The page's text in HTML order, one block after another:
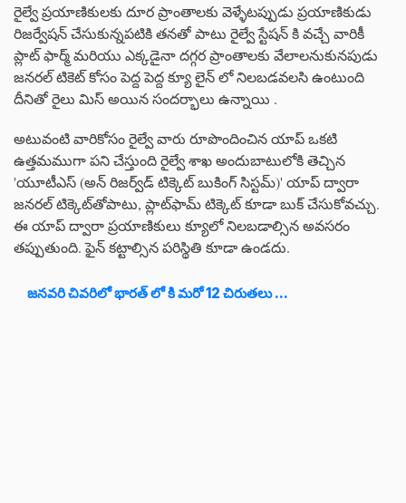
రైల్వే ప్రయాణికులకు దూర ప్రాంతాలకు వెళ్ళేటప్పుడు ప్రయాణికుడు
రిజర్వేషన్ చేసుకున్నపటికి తనతో పాటు రైల్వే స్టేషన్ కి వచ్చే వారికీ
ప్లాట్ ఫార్మ్ మరియు ఎక్కడైనా దగ్గర ప్రాంతాలకు వేలాలనుకునపుడు
జనరల్ టికెట్ కోసం పెద్ద పెద్ద క్యూ లైన్ లో నిలబడవలసి ఉంటుంది
దీనితో రైలు మిస్ అయిన సందర్భాలు ఉన్నాయి .
అటువంటి వారికోసం రైల్వే వారు రూపొందించిన యాప్ ఒకటి
ఉత్తమముగా పని చేస్తుంది రైల్వే శాఖ అందుబాటులోకి తెచ్చిన
'యూటీఎస్ (అన్ రిజర్వ్‌డ్ టిక్కెట్ బుకింగ్ సిస్టమ్)' యాప్ ద్వారా
జనరల్ టిక్కెట్‌తోపాటు, ప్లాట్‌ఫామ్ టిక్కెట్ కూడా బుక్ చేసుకోవచ్చు.
ఈ యాప్ ద్వారా ప్రయాణికులు క్యూలో నిలబడాల్సిన అవసరం
తప్పుతుంది. ఫైన్ కట్టాల్సిన పరిస్థితి కూడా ఉండదు.
జనవరి చివరిలో భారత్ లో కి మరో 12 చిరుతలు ...